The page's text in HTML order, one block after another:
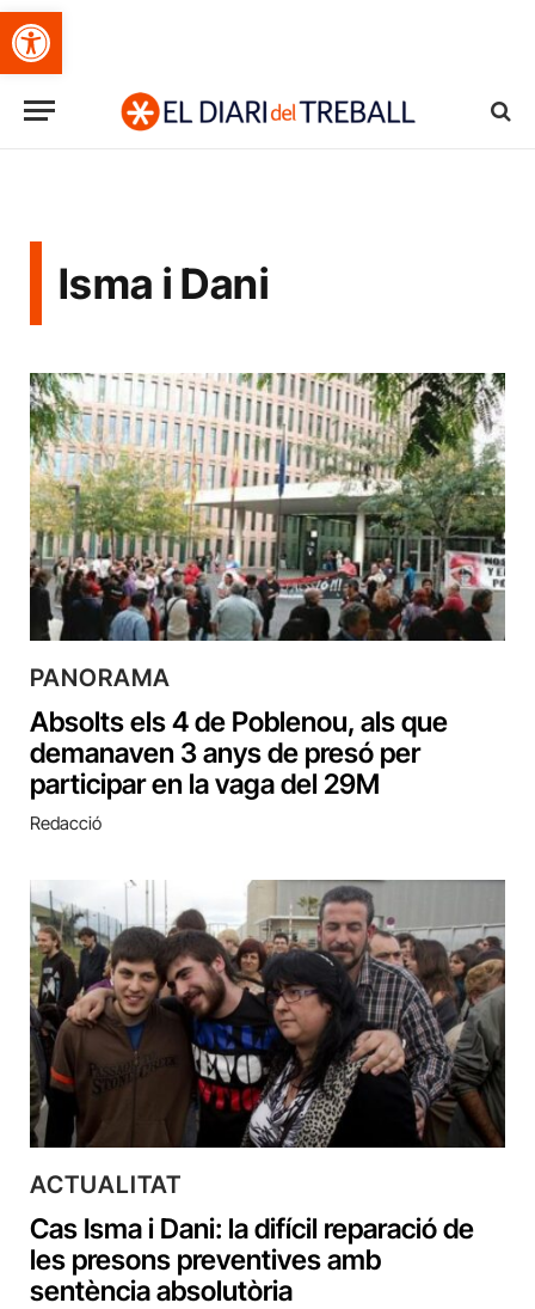
Obre la barra d'eines
Isma i Dani
PANORAMA
Absolts els 4 de Poblenou, als que
demanaven 3 anys de presó per
participar en la vaga del 29M
Redacció
ACTUALITAT
Cas Isma i Dani: la difícil reparació de
les presons preventives amb
sentència absolutòria